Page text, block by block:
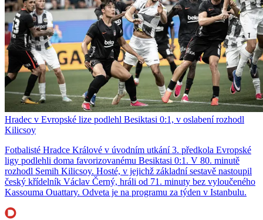
Hradec v Evropské lize podlehl Besiktasi 0:1, v oslabení rozhodl
Kilicsoy
Fotbalisté Hradce Králové v úvodním utkání 3. předkola Evropské
ligy podlehli doma favorizovanému Besiktasi 0:1. V 80. minutě
rozhodl Semih Kilicsoy. Hosté, v jejichž základní sestavě nastoupil
český křídelník Václav Černý, hráli od 71. minuty bez vyloučeného
Kassouma Ouattary. Odveta je na programu za týden v Istanbulu.